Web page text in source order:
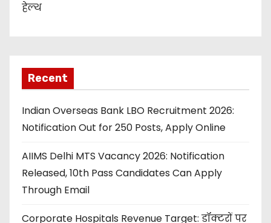
हेल्थ
Recent
Indian Overseas Bank LBO Recruitment 2026:
Notification Out for 250 Posts, Apply Online
AIIMS Delhi MTS Vacancy 2026: Notification
Released, 10th Pass Candidates Can Apply
Through Email
Corporate Hospitals Revenue Target: डॉक्टरों पर